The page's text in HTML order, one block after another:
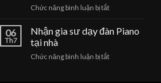
đàn
tại
Chức năng bình luận bị tắtở
gia
sư
đàn
06
Th7
Nhận gia sư dạy đàn Piano
tại nhà
Chức năng bình luận bị tắtở